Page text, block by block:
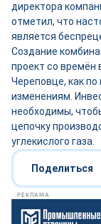
директора
отметил, что
является
Создание
проект со времён
Череповце, как
изменениям.
необходимы,
цепочку
углекислого газа.
Поделиться
РЕКЛАМА